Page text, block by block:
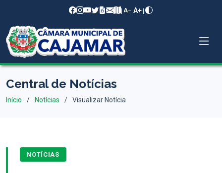
| A− A+|
Central de Notícias
Início Notícias Visualizar Notícia
NOTÍCIAS